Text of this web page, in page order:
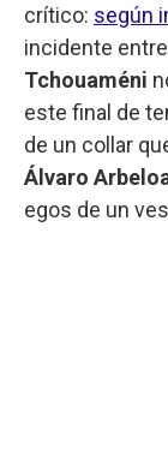
crítico: según
incidente entre
Tchouaméni
este final de
de un collar
Álvaro
egos de un